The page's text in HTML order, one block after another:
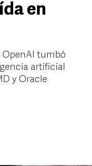
en
OpenAI tumbó
artificial
y Oracle